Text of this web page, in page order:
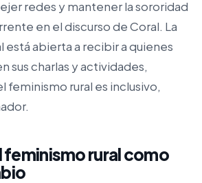
redes y mantener la sororidad
en el discurso de Coral. La
está abierta a recibir a quienes
sus charlas y actividades,
feminismo rural es inclusivo,
feminismo rural como